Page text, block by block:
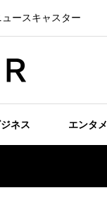
ースキャスター
ネス エンタメ